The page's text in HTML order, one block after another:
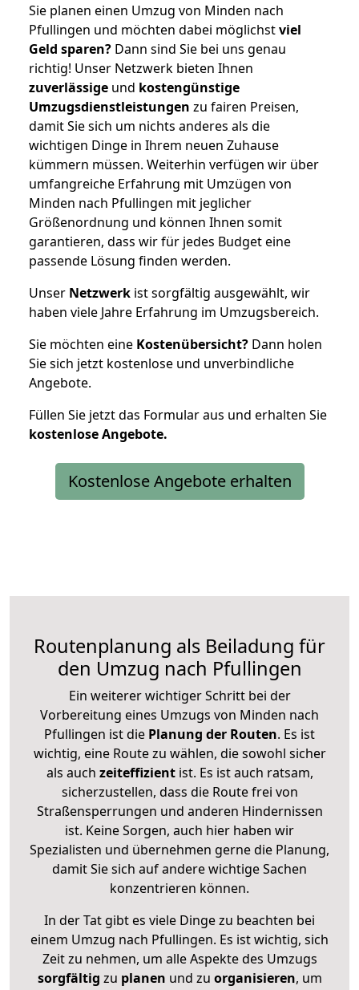
Sie planen einen Umzug von Minden nach
Pfullingen und möchten dabei möglichstviel
Geld sparen? Dann sind Sie bei uns genau
richtig! Unser Netzwerk bieten Ihnen
zuverlässige und kostengünstige
Umzugsdienstleistungen zu fairen Preisen,
damit Sie sich um nichts anderes als die
wichtigen Dinge in Ihrem neuen Zuhause
kümmern müssen. Weiterhin verfügen wir über
umfangreiche Erfahrung mit Umzügen von
Minden nach Pfullingen mit jeglicher
Größenordnung und können Ihnen somit
garantieren, dass wir für jedes Budget eine
passende Lösung finden werden.
Unser Netzwerk ist sorgfältig ausgewählt, wir
haben viele Jahre Erfahrung im Umzugsbereich.
Sie möchten eine Kostenübersicht? Dann holen
Sie sich jetzt kostenlose und unverbindliche
Angebote.
Füllen Sie jetzt das Formular aus und erhalten Sie
kostenloseAngebote.
Kostenlose Angebote erhalten
Routenplanung als Beiladung für
den Umzug nach Pfullingen
Ein weiterer wichtiger Schritt bei der
Vorbereitung eines Umzugs von Minden nach
Pfullingen ist die Planung der Routen. Es ist
wichtig, eine Route zu wählen, die sowohl sicher
als auch zeiteffizientist. Es ist auch ratsam,
sicherzustellen, dass die Route frei von
Straßensperrungen und anderen Hindernissen
ist. Keine Sorgen, auch hier haben wir
Spezialisten und übernehmen gerne die Planung,
damit Sie sich auf andere wichtige Sachen
konzentrieren können.
In der Tat gibt es viele Dinge zu beachten bei
einem Umzug nach Pfullingen. Es ist wichtig, sich
Zeit zu nehmen, um alle Aspekte des Umzugs
sorgfältig zu planen und zu organisieren, um